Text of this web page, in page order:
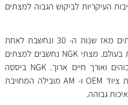
העיקריות לביקוש הגבוה למצתים
NGK מפתחת ומייצרת מצתים מאז שנות ה- 30 ונחשבת לאחת
מיצרניות המצתים המובילות בעולם. מצתי NGK נחשבים למצתים
מתקדמים בעלי ביצועים גבוהים ואורך חיים ארוך. NGK ביססה
עצמה בענפים רבים כיצרנית ציוד OEM ו- AM מובילה המחויבת
גבוהה.